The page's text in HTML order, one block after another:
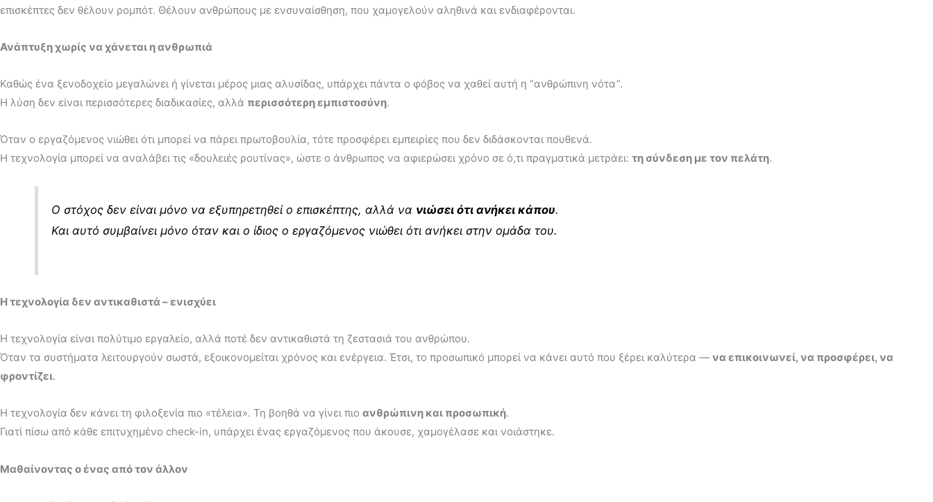
επισκέπτες δεν θέλουν ρομπότ. Θέλουν ανθρώπους με ενσυναίσθηση, που χαμογελούν αληθινά και ενδιαφέρονται.
Ανάπτυξη χωρίς να χάνεται η ανθρωπιά
Καθώς ένα ξενοδοχείο μεγαλώνει ή γίνεται μέρος μιας αλυσίδας, υπάρχει πάντα ο φόβος να χαθεί αυτή η “ανθρώπινη νότα”.
Η λύση δεν είναι περισσότερες διαδικασίες, αλλά περισσότερη εμπιστοσύνη.
Όταν ο εργαζόμενος νιώθει ότι μπορεί να πάρει πρωτοβουλία, τότε προσφέρει εμπειρίες που δεν διδάσκονται πουθενά.
Η τεχνολογία μπορεί να αναλάβει τις «δουλειές ρουτίνας», ώστε ο άνθρωπος να αφιερώσει χρόνο σε ό,τι πραγματικά μετράει: τη σύνδεση με τον πελάτη.
Ο στόχος δεν είναι μόνο να εξυπηρετηθεί ο επισκέπτης, αλλά να νιώσει ότι ανήκει κάπου.
Και αυτό συμβαίνει μόνο όταν και ο ίδιος ο εργαζόμενος νιώθει ότι ανήκει στην ομάδα του.
Η τεχνολογία δεν αντικαθιστά – ενισχύει
Η τεχνολογία είναι πολύτιμο εργαλείο, αλλά ποτέ δεν αντικαθιστά τη ζεστασιά του ανθρώπου.
Όταν τα συστήματα λειτουργούν σωστά, εξοικονομείται χρόνος και ενέργεια. Έτσι, το προσωπικό μπορεί να κάνει αυτό που ξέρει καλύτερα — να επικοινωνεί, να προσφέρει, να
φροντίζει.
Η τεχνολογία δεν κάνει τη φιλοξενία πιο «τέλεια». Τη βοηθά να γίνει πιο ανθρώπινη και προσωπική.
Γιατί πίσω από κάθε επιτυχημένο check-in, υπάρχει ένας εργαζόμενος που άκουσε, χαμογέλασε και νοιάστηκε.
Μαθαίνοντας ο ένας από τον άλλον